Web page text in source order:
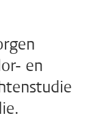
en